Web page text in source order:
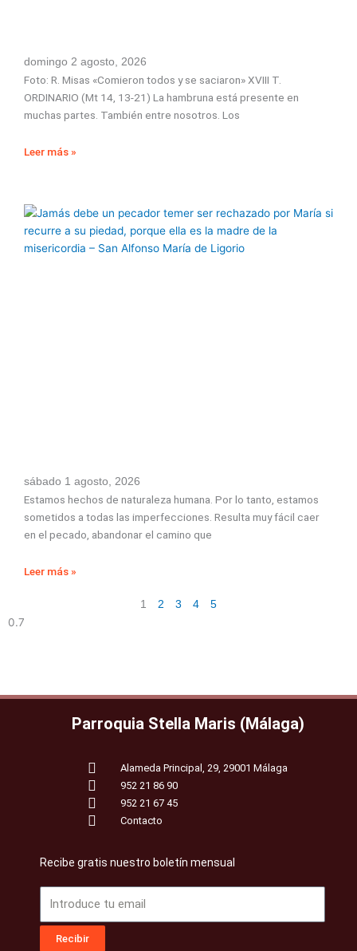
domingo 2 agosto, 2026
Foto: R. Misas «Comieron todos y se saciaron» XVIII T.
ORDINARIO (Mt 14, 13-21) La hambruna está presente en
muchas partes. También entre nosotros. Los
Leer más »
sábado 1 agosto, 2026
Estamos hechos de naturaleza humana. Por lo tanto, estamos
sometidos a todas las imperfecciones. Resulta muy fácil caer
en el pecado, abandonar el camino que
Leer más »
1 2 3 4 5
Parroquia Stella Maris (Málaga)
Alameda Principal, 29, 29001 Málaga
952 21 86 90
952 21 67 45
Contacto
Recibe gratis nuestro boletín mensual
Recibir